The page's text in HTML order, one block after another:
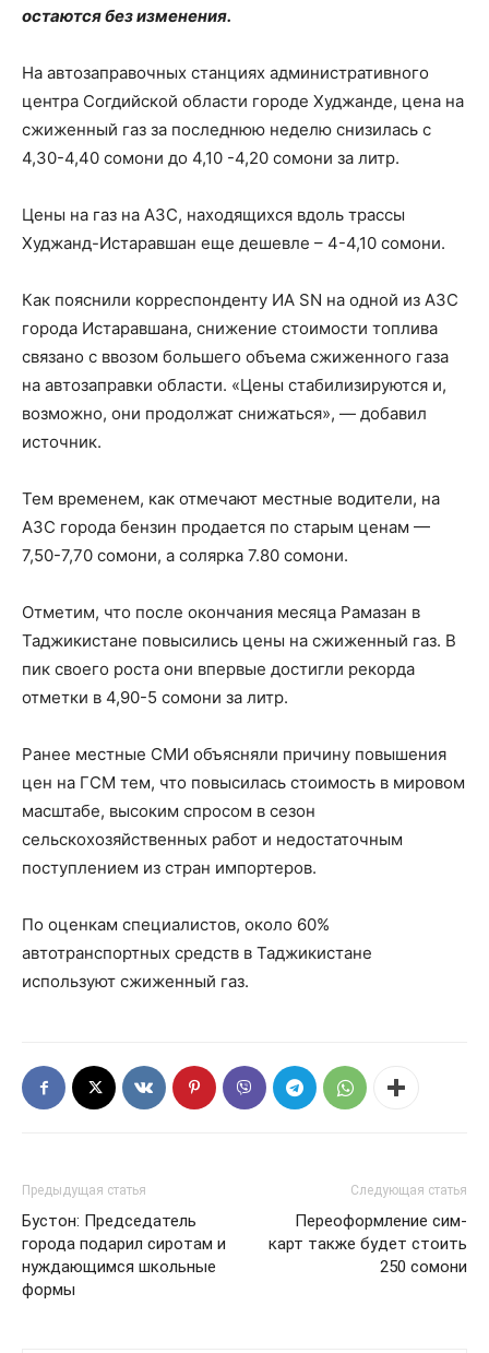
остаются без изменения.
На автозаправочных станциях административного
центра Согдийской области городе Худжанде, цена на
сжиженный газ за последнюю неделю снизилась с
4,30-4,40 сомони до 4,10 -4,20 сомони за литр.
Цены на газ на АЗС, находящихся вдоль трассы
Худжанд-Истаравшан еще дешевле – 4-4,10 сомони.
Как пояснили корреспонденту ИА SN на одной из АЗС
города Истаравшана, снижение стоимости топлива
связано с ввозом большего объема сжиженного газа
на автозаправки области. «Цены стабилизируются и,
возможно, они продолжат снижаться», — добавил
источник.
Тем временем, как отмечают местные водители, на
АЗС города бензин продается по старым ценам —
7,50-7,70 сомони, а солярка 7.80 сомони.
Отметим, что после окончания месяца Рамазан в
Таджикистане повысились цены на сжиженный газ. В
пик своего роста они впервые достигли рекорда
отметки в 4,90-5 сомони за литр.
Ранее местные СМИ объясняли причину повышения
цен на ГСМ тем, что повысилась стоимость в мировом
масштабе, высоким спросом в сезон
сельскохозяйственных работ и недостаточным
поступлением из стран импортеров.
По оценкам специалистов, около 60%
автотранспортных средств в Таджикистане
используют сжиженный газ.
Предыдущая статья
Бустон: Председатель
города подарил сиротам и
нуждающимся школьные
формы
Следующая статья
Переоформление сим-
карт также будет стоить
250 сомони